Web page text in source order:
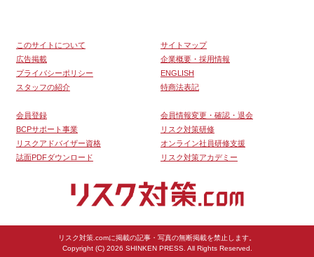
このサイトについて
サイトマップ
広告掲載
企業概要・採用情報
プライバシーポリシー
ENGLISH
スタッフの紹介
特商法表記
会員登録
会員情報変更・確認・退会
BCPサポート事業
リスク対策研修
リスクアドバイザー資格
オンライン社員研修支援
誌面PDFダウンロード
リスク対策アカデミー
リスク対策.comに掲載の記事・写真の無断掲載を禁止します。
Copyright (C) 2026 SHINKEN PRESS. All Rights Reserved.